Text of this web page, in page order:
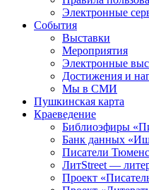
Электронные
События
Выставки
Мероприятия
Электронные
Достижения и
Мы в СМИ
Пушкинская карта
Краеведение
Библиоэфиры
Банк данных
Писатели
ЛитStreet —
Проект